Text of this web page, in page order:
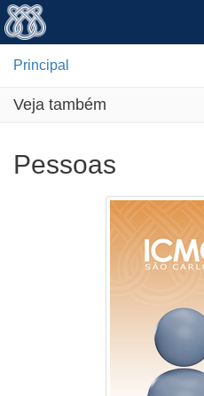
Principal
Veja também
Pessoas